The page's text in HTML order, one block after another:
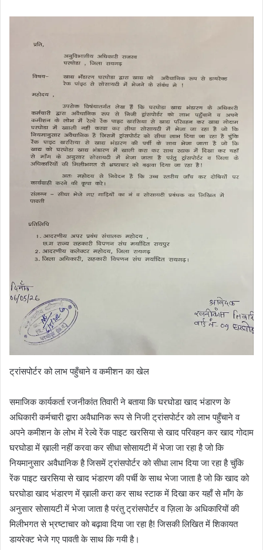
ट्रांसपोर्टर को लाभ पहुँचाने व कमीशन का खेल
समाजिक कार्यकर्ता रजनीकांत तिवारी ने बताया कि घरघोडा खाद भंडारण के
अधिकारी कर्मचारी द्वारा अवैधानिक रूप से निजी ट्रांसपोर्टर को लाभ पहुँचाने व
अपने कमीशन के लोभ में रेल्वे रेंक पाइट खरसिया से खाद परिवहन कर खाद गोदाम
घरघोडा में ख़ाली नहीं करवा कर सीधा सोसायटी में भेजा जा रहा है जो कि
नियमानुसार अवैधानिक है जिसमें ट्रांसपोर्टर को सीधा लाभ दिया जा रहा है चुंकि
रेंक पाइट खरसिया से खाद भंडारण की पर्ची के साथ भेजा जाता है जो कि खाद को
घरघोडा खाद भंडारण में ख़ाली करा कर साथ स्टाक में दिखा कर यहाँ से माँग के
अनुसार सोसायटी में भेजा जाता है परंतु ट्रांसपोर्टर व ज़िला के अधिकारियों की
मिलीभगत से भ्रष्टाचार को बढ़ावा दिया जा रहा है! जिसकी लिखित में शिकायत
डायरेक्ट भेजे गए पावती के साथ कि गयी है।